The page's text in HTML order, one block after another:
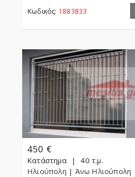
Κωδικός: 1883833
450 €
Κατάστημα
40 τ.μ.
Ηλιούπολη | Άνω Ηλιούπολη